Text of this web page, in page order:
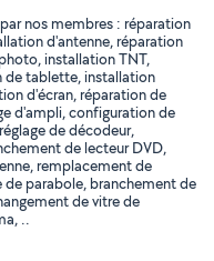
nos membres : réparation
d'antenne, réparation
installation TNT,
de tablette, installation
d'écran, réparation de
d'ampli, configuration de
de décodeur,
de lecteur DVD,
remplacement de
parabole, branchement de
de vitre de
..